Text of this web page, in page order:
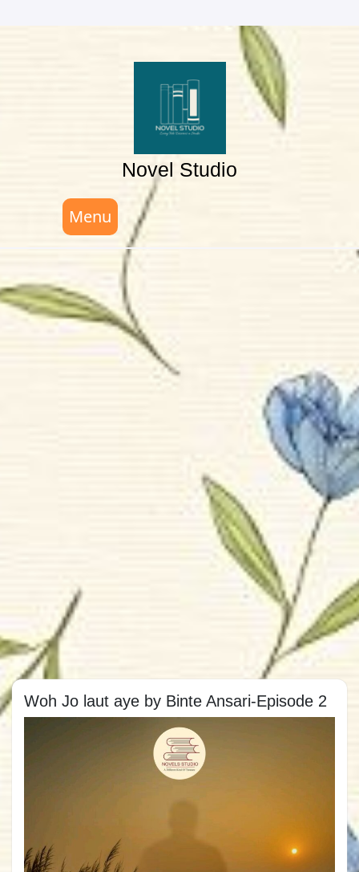
Novel Studio
Menu
Woh Jo laut aye by Binte Ansari-Episode 2